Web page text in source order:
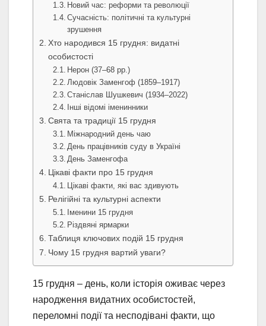
Новий час: реформи та революції
Сучасність: політичні та культурні
зрушення
Хто народився 15 грудня: видатні
особистості
Нерон (37–68 рр.)
Людовік Заменгоф (1859–1917)
Станіслав Шушкевич (1934–2022)
Інші відомі іменинники
Свята та традиції 15 грудня
Міжнародний день чаю
День працівників суду в Україні
День Заменгофа
Цікаві факти про 15 грудня
Цікаві факти, які вас здивують
Релігійні та культурні аспекти
Іменини 15 грудня
Різдвяні ярмарки
Таблиця ключових подій 15 грудня
Чому 15 грудня вартий уваги?
15 грудня – день, коли історія оживає через
народження видатних особистостей,
переломні події та несподівані факти, що